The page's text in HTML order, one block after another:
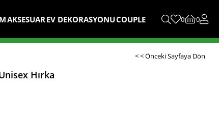
AKSESUAR EV DEKORASYONUCOUPLE 0 0
< < Önceki Sayfaya Dön
Hırka